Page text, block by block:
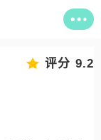
评分 9.2